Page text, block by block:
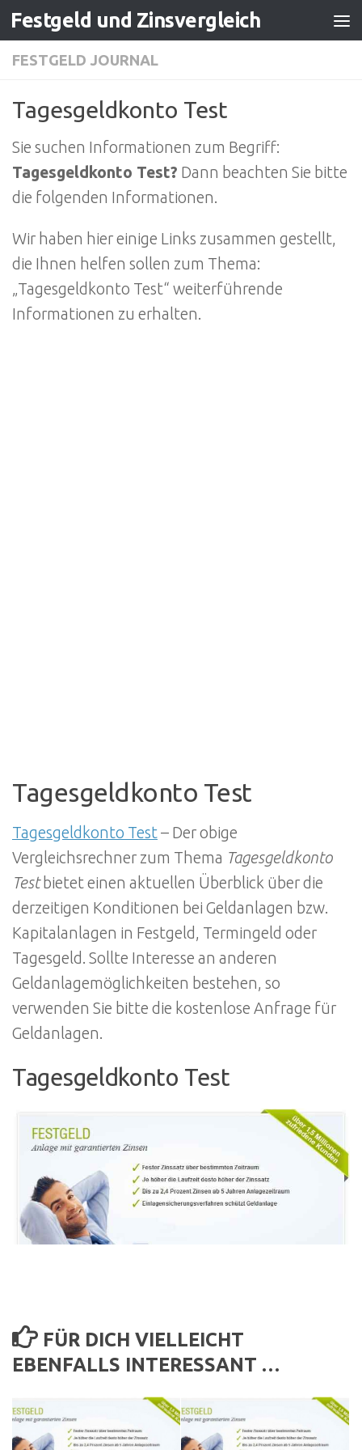
Zum Inhalt springen
Festgeld und Zinsvergleich
FESTGELD JOURNAL
Tagesgeldkonto Test
Sie suchen Informationen zum Begriff:
Tagesgeldkonto Test? Dann beachten Sie bitte
die folgenden Informationen.
Wir haben hier einige Links zusammen gestellt,
die Ihnen helfen sollen zum Thema:
„Tagesgeldkonto Test“ weiterführende
Informationen zu erhalten.
Tagesgeldkonto Test
Tagesgeldkonto Test– Der obige
Vergleichsrechner zum Thema Tagesgeldkonto
Testbietet einen aktuellen Überblick über die
derzeitigen Konditionen bei Geldanlagen bzw.
Kapitalanlagen in Festgeld, Termingeld oder
Tagesgeld. Sollte Interesse an anderen
Geldanlagemöglichkeiten bestehen, so
verwenden Sie bitte die kostenlose Anfrage für
Geldanlagen.
Tagesgeldkonto Test
FÜR DICH VIELLEICHT
EBENFALLS INTERESSANT …